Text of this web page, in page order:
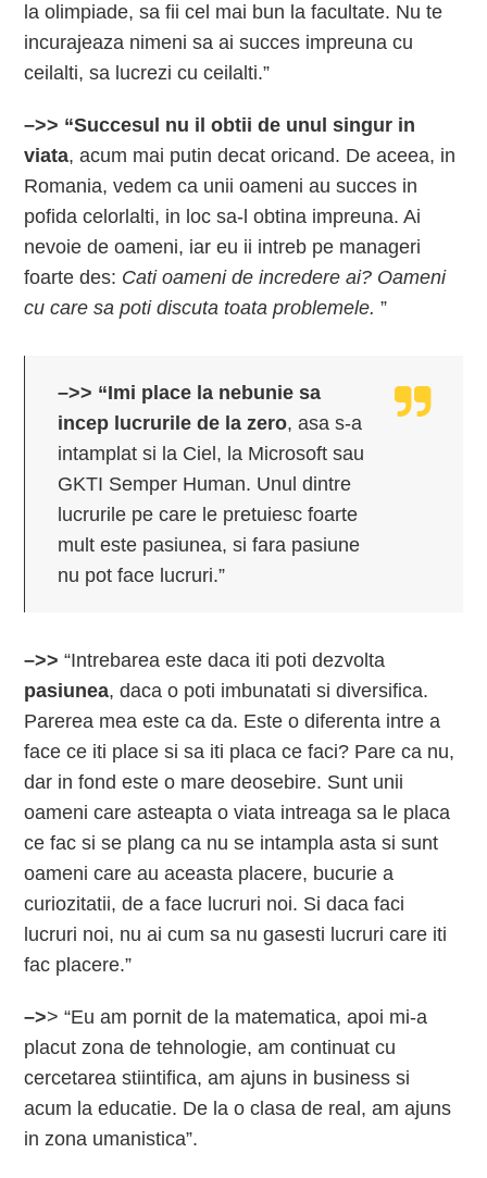
la olimpiade, sa fii cel mai bun la facultate. Nu te
incurajeaza nimeni sa ai succes impreuna cu
ceilalti, sa lucrezi cu ceilalti.”
–>> “Succesul nu il obtii de unul singur in
viata, acum mai putin decat oricand. De aceea, in
Romania, vedem ca unii oameni au succes in
pofida celorlalti, in loc sa-l obtina impreuna. Ai
nevoie de oameni, iar eu ii intreb pe manageri
foarte des: Cati oameni de incredere ai? Oameni
cu care sa poti discuta toata problemele. ”
–>> “Imi place la nebunie sa
incep lucrurile de la zero, asa s-a
intamplat si la Ciel, la Microsoft sau
GKTI Semper Human. Unul dintre
lucrurile pe care le pretuiesc foarte
mult este pasiunea, si fara pasiune
nu pot face lucruri.”
–>> “Intrebarea este daca iti poti dezvolta
pasiunea, daca o poti imbunatati si diversifica.
Parerea mea este ca da. Este o diferenta intre a
face ce iti place si sa iti placa ce faci? Pare ca nu,
dar in fond este o mare deosebire. Sunt unii
oameni care asteapta o viata intreaga sa le placa
ce fac si se plang ca nu se intampla asta si sunt
oameni care au aceasta placere, bucurie a
curiozitatii, de a face lucruri noi. Si daca faci
lucruri noi, nu ai cum sa nu gasesti lucruri care iti
fac placere.”
–>> “Eu am pornit de la matematica, apoi mi-a
placut zona de tehnologie, am continuat cu
cercetarea stiintifica, am ajuns in business si
acum la educatie. De la o clasa de real, am ajuns
in zona umanistica”.